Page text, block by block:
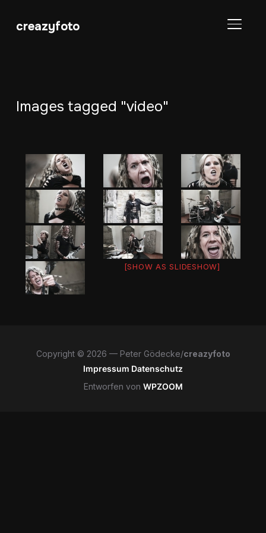
creazyfoto
Images tagged "video"
[SHOW AS SLIDESHOW]
Copyright © 2026 — Peter Gödecke/creazyfoto
Impressum Datenschutz
Entworfen von WPZOOM